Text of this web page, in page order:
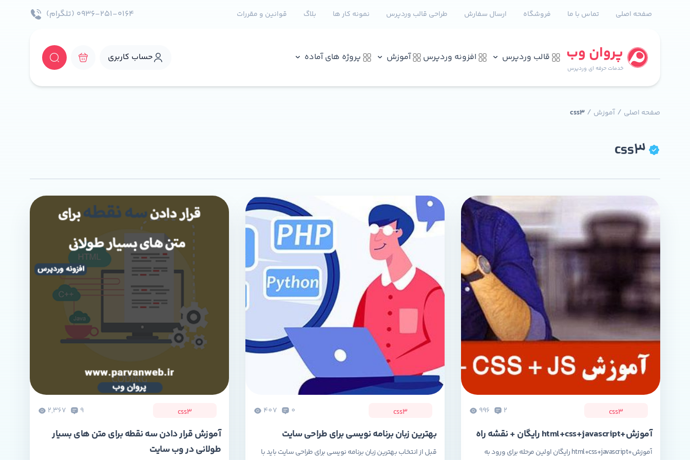
صفحه اصلی تماس با ما فروشگاه ارسال سفارش طراحی قالب وردپرس نمونه کار ها بلاگ قوانین و مقررات ۰۹۳۶-۲۵۱-۰۱۶۴ (تلگرام)
پروان وب
خدمات حرفه ای وردپرس
قالب وردپرس افزونه وردپرس آموزش پروژه های آماده حساب کاربری
صفحه اصلی / آموزش /
css3
css3
css3
2
996
آموزش+html+css+javascript رایگان + نقشه راه
آموزش+html+css+javascript رایگان اولین مرحله برای ورود به
css3
0
407
بهترین زبان برنامه نویسی برای طراحی سایت
قبل از انتخاب بهترین زبان برنامه نویسی برای طراحی سایت باید با
css3
9
2,367
آموزش قرار دادن سه نقطه برای متن های بسیار
طولانی در وب سایت